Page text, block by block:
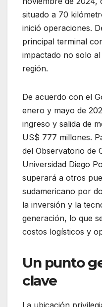
situado a 70
inició operaciones.
principal terminal
impactado no solo
región.
De acuerdo con el
enero y mayo de
ingreso y salida de
US$ 777 millones.
del Observatorio de
Universidad Diego
superará a otros
sudamericano por
la inversión y la
generación, lo que
costos logísticos y
Un punto
clave
La ubicación